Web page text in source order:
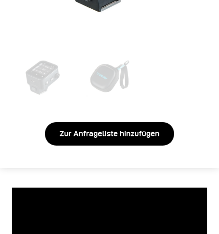
Zur Anfrageliste hinzufügen